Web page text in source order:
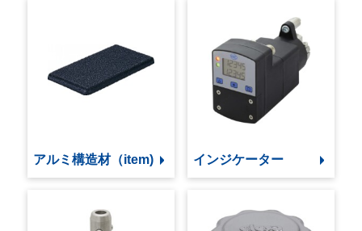
アルミ構造材（item) インジケーター